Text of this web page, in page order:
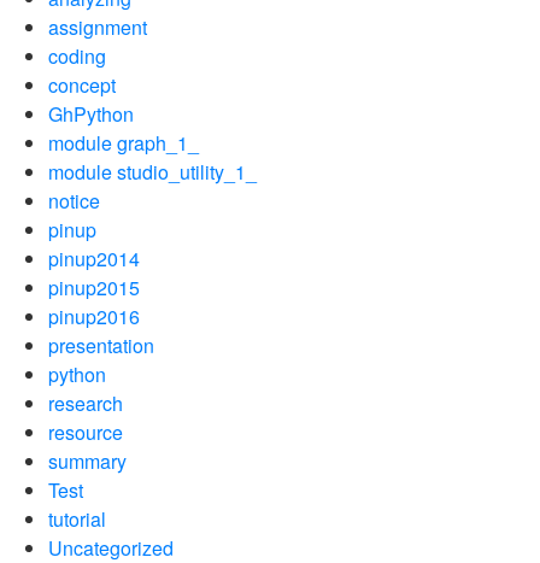
assignment
coding
concept
GhPython
module graph_1_
module studio_utility_1_
notice
pinup
pinup2014
pinup2015
pinup2016
presentation
python
research
resource
summary
Test
tutorial
Uncategorized